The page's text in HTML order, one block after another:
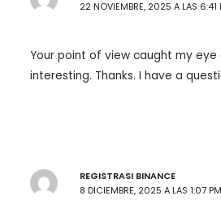
22 NOVIEMBRE, 2025 A LAS 6:41
Your point of view caught my eye
interesting. Thanks. I have a
REGISTRASI BINANCE
8 DICIEMBRE, 2025 A LAS 1:07 PM